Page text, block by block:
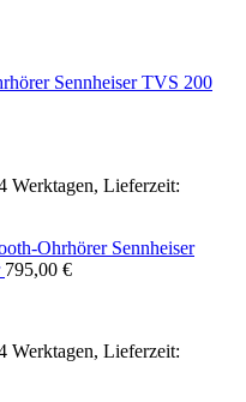
Sennheiser TVS 200
Werktagen, Lieferzeit:
Sennheiser
795,00 €
Werktagen, Lieferzeit: